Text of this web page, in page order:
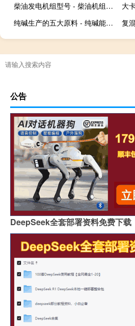
柴油发电机组型号 - 柴油机组动力型号
大
纯碱生产的五大原料 - 纯碱能涨到4000吗
公告
DeepSeek全套部署资料免费下载